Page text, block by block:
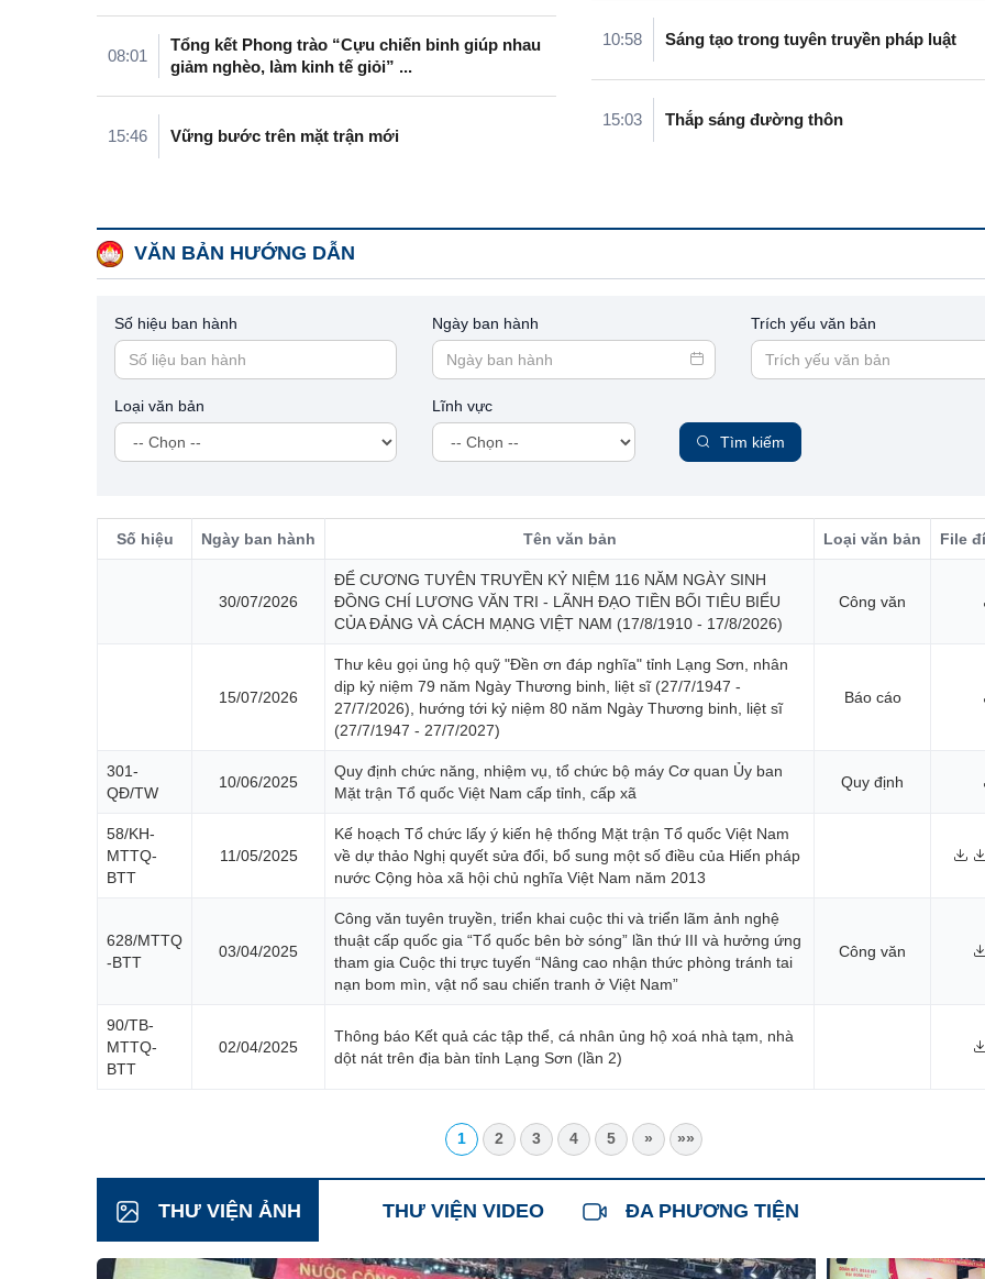
Hội CCB Việt Nam sau Đại hội
đại biểu toàn quốc lần ...
08:01
Tổng kết Phong trào “Cựu chiến binh giúp nhau
giảm nghèo, làm kinh tế giỏi” ...
15:46 Vững bước trên mặt trận mới
Đường cờ Tổ quốc”
10:58 Sáng tạo trong tuyên truyền pháp luật
15:03 Thắp sáng đường thôn
VĂN BẢN HƯỚNG DẪN
Số hiệu ban hành Ngày ban hành Trích yếu văn bản
Loại văn bản Lĩnh vực
Tìm kiếm
Số hiệu Ngày ban hành Tên văn bản Loại văn bản File
30/07/2026
ĐỂ CƯƠNG TUYÊN TRUYỀN KỶ NIỆM 116 NĂM NGÀY SINH
ĐỒNG CHÍ LƯƠNG VĂN TRI - LÃNH ĐẠO TIỀN BỐI TIÊU BIỂU
CỦA ĐẢNG VÀ CÁCH MẠNG VIỆT NAM (17/8/1910 - 17/8/2026)
Công văn
15/07/2026
Thư kêu gọi ủng hộ quỹ "Đền ơn đáp nghĩa" tỉnh Lạng Sơn, nhân
dịp kỷ niệm 79 năm Ngày Thương binh, liệt sĩ (27/7/1947 -
27/7/2026), hướng tới kỷ niệm 80 năm Ngày Thương binh, liệt sĩ
(27/7/1947 - 27/7/2027)
Báo cáo
301-
QĐ/TW
10/06/2025
Quy định chức năng, nhiệm vụ, tổ chức bộ máy Cơ quan Ủy ban
Mặt trận Tổ quốc Việt Nam cấp tỉnh, cấp xã
Quy định
58/KH-
MTTQ-
BTT
11/05/2025
Kế hoạch Tổ chức lấy ý kiến hệ thống Mặt trận Tổ quốc Việt Nam
về dự thảo Nghị quyết sửa đổi, bổ sung một số điều của Hiến pháp
nước Cộng hòa xã hội chủ nghĩa Việt Nam năm 2013
628/MTTQ
-BTT
03/04/2025
Công văn tuyên truyền, triển khai cuộc thi và triển lãm ảnh nghệ
thuật cấp quốc gia “Tổ quốc bên bờ sóng” lần thứ III và hưởng ứng
tham gia Cuộc thi trực tuyến “Nâng cao nhận thức phòng tránh tai
nạn bom mìn, vật nổ sau chiến tranh ở Việt Nam”
Công văn
90/TB-
MTTQ-
BTT
02/04/2025
Thông báo Kết quả các tập thể, cá nhân ủng hộ xoá nhà tạm, nhà
dột nát trên địa bàn tỉnh Lạng Sơn (lần 2)
1 2 3 4 5 » »»
THƯ VIỆN ẢNH THƯ VIỆN VIDEO ĐA PHƯƠNG TIỆN